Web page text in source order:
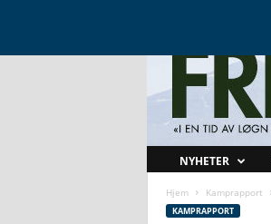
r
NYHETER
Hjem Kamprapport
KAMPRAPPORT